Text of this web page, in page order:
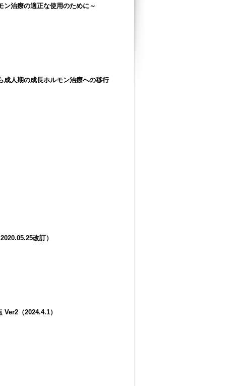
治療の適正な使用のために～
人期の成長ホルモン治療への移行
改訂）
（2024.4.1）